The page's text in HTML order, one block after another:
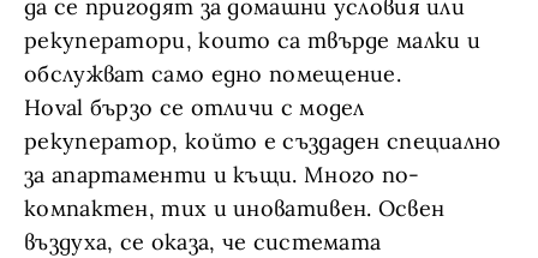
да се пригодят за домашни условия или
рекуператори, които са твърде малки и
обслужват само едно помещение.
Hoval бързо се отличи с модел
рекуператор, който е създаден специално
за апартаменти и къщи. Много по-
компактен, тих и иновативен. Освен
въздуха, се оказа, че системата